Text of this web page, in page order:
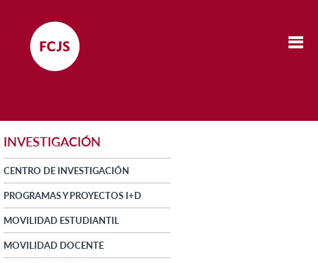
INVESTIGACIÓN
CENTRO DE INVESTIGACIÓN
PROGRAMAS Y PROYECTOS I+D
MOVILIDAD ESTUDIANTIL
MOVILIDAD DOCENTE